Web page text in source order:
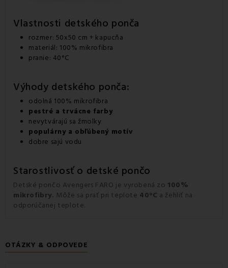
Vlastnosti detského ponča
rozmer: 50x50 cm + kapucňa
materiál: 100% mikrofibra
pranie: 40°C
Výhody detského ponča:
odolná 100% mikrofibra
pestré a trvácne farby
nevytvárajú sa žmolky
populárny a obľúbený motív
dobre sajú vodu
Starostlivosť o detské pončo
Detské pončo Avengers FARO je vyrobená zo 100%
mikrofibry. Môže sa prať pri teplote 40°C a žehliť na
odporúčanej teplote.
OTÁZKY & ODPOVEDE